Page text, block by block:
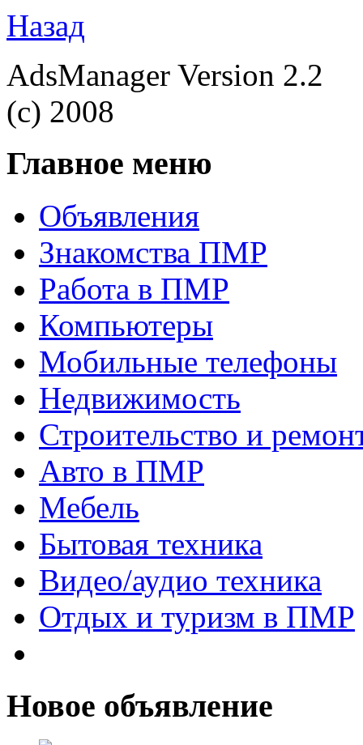
Назад
AdsManager Version 2.2
(c) 2008
Главное меню
Объявления
Знакомства ПМР
Работа в ПМР
Компьютеры
Мобильные телефоны
Недвижимость
Строительство и
Авто в ПМР
Мебель
Бытовая техника
Видео/аудио техника
Отдых и туризм в ПМР
Новое объявление